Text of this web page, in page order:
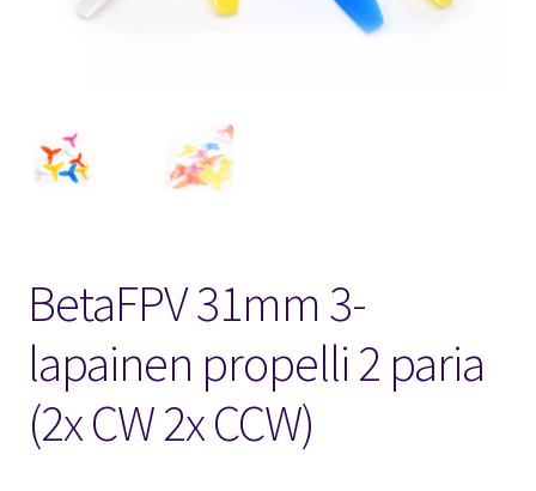
Kassa
Yhteystiedot
BetaFPV 31mm 3-
lapainen propelli 2 paria
(2x CW 2x CCW)